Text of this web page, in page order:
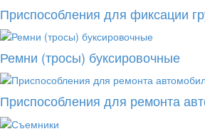
Приспособления для фиксации
Ремни (тросы) буксировочные
Приспособления для ремонта